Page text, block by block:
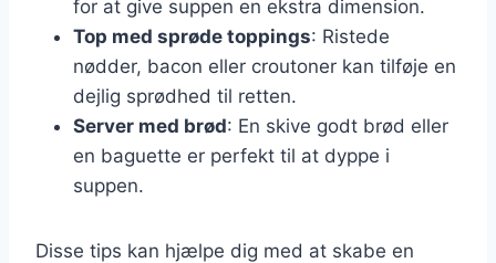
for at give suppen en ekstra dimension.
Top med sprøde toppings: Ristede
nødder, bacon eller croutoner kan tilføje en
dejlig sprødhed til retten.
Server med brød: En skive godt brød eller
en baguette er perfekt til at dyppe i
suppen.
Disse tips kan hjælpe dig med at skabe en